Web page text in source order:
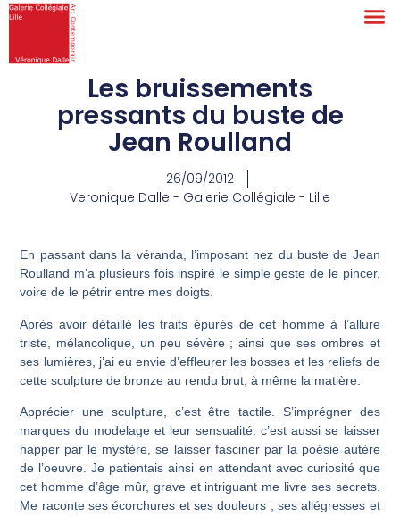
Les bruissements
pressants du buste de
Jean Roulland
26/09/2012
Veronique Dalle - Galerie Collégiale - Lille
En passant dans la véranda, l’imposant nez du buste de Jean
Roulland m’a plusieurs fois inspiré le simple geste de le pincer,
voire de le pétrir entre mes doigts.
Après avoir détaillé les traits épurés de cet homme à l’allure
triste, mélancolique, un peu sévère ; ainsi que ses ombres et
ses lumières, j’ai eu envie d’effleurer les bosses et les reliefs de
cette sculpture de bronze au rendu brut, à même la matière.
Apprécier une sculpture, c’est être tactile. S’imprégner des
marques du modelage et leur sensualité. c’est aussi se laisser
happer par le mystère, se laisser fasciner par la poésie autère
de l’oeuvre. Je patientais ainsi en attendant avec curiosité que
cet homme d’âge mûr, grave et intriguant me livre ses secrets.
Me raconte ses écorchures et ses douleurs ; ses allégresses et